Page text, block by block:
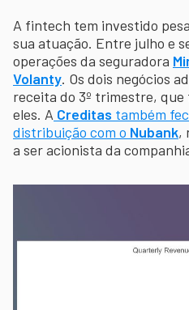
A fintech tem investido
sua atuação. Entre julho e
operações da seguradora
Volanty. Os dois negócios
receita do 3º trimestre, que
eles. A Creditas também
distribuição com o Nubank,
a ser acionista da